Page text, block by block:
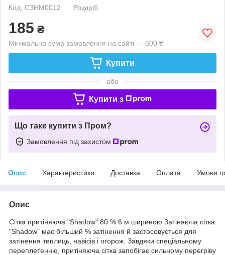
Код: СЗНМ0012
Роздріб
185 ₴
Мінімальна сума замовлення на сайті — 600 ₴
Купити
або
Купити з
Що таке купити з Пром?
Замовлення під захистом
Опис Характеристики Доставка Оплата Умови
Опис
Сітка притіняюча "Shadow" 80 % 6 м шириною Затіняюча сітка
"Shadow" має більший % затінення й застосовується для
затінення теплиць, навісів і огорож. Завдяки спеціальному
переплетенню, притіняюча сітка запобігає сильному перегріву